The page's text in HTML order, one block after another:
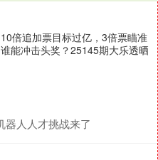
倍追加票目标过亿，3倍票瞄准
能冲击头奖？25145期大乐透晒
器人人才挑战来了